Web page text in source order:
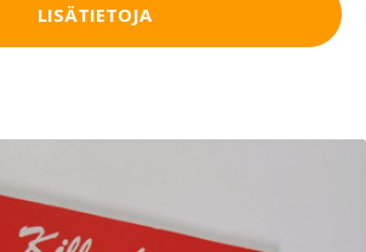
LISÄTIETOJA